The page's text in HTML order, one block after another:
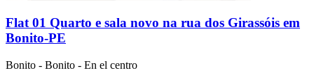
Flat 01 Quarto e sala novo na rua dos Girassóis em
Bonito-PE
Bonito - Bonito - En el centro